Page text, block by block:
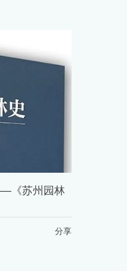
《苏州园林
分享